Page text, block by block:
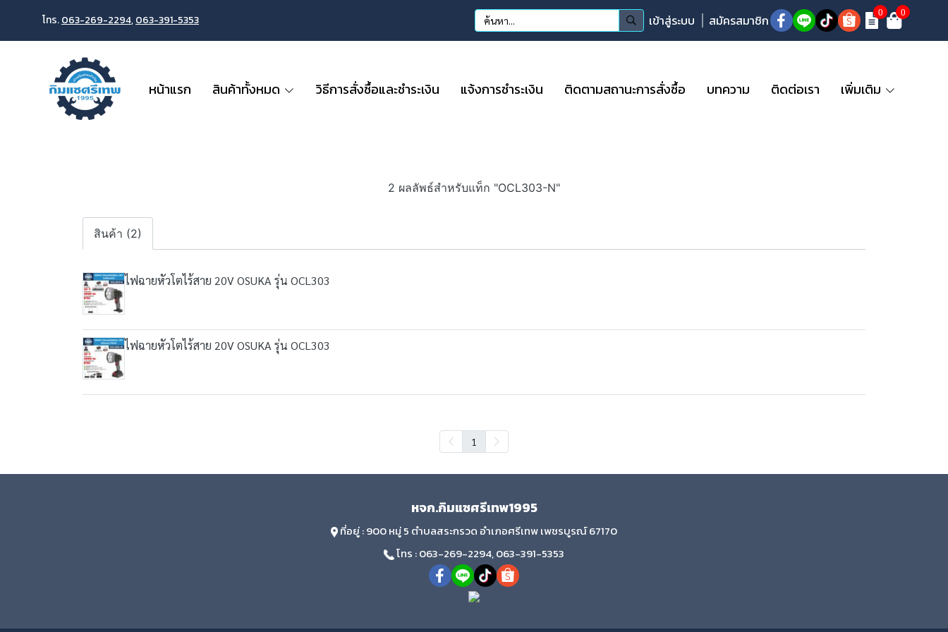
โทร.063-269-2294,063-391-5353 เข้าสู่ระบบ สมัครสมาชิก 0 0
หน้าแรก สินค้าทั้งหมด วิธีการสั่งซื้อและชำระเงิน แจ้งการชำระเงิน ติดตามสถานะการสั่งซื้อ บทความ ติดต่อเรา เพิ่มเติม
2 ผลลัพธ์สำหรับแท็ก "OCL303-N"
สินค้า (2)
ไฟฉายหัวโตไร้สาย 20V OSUKA รุ่น OCL303
ไฟฉายหัวโตไร้สาย 20V OSUKA รุ่น OCL303
1
หจก.กิมแซศรีเทพ1995
ที่อยู่ : 900 หมู่ 5 ตำบลสระกรวด อำเภอศรีเทพ เพชรบูรณ์ 67170
โทร : 063-269-2294, 063-391-5353